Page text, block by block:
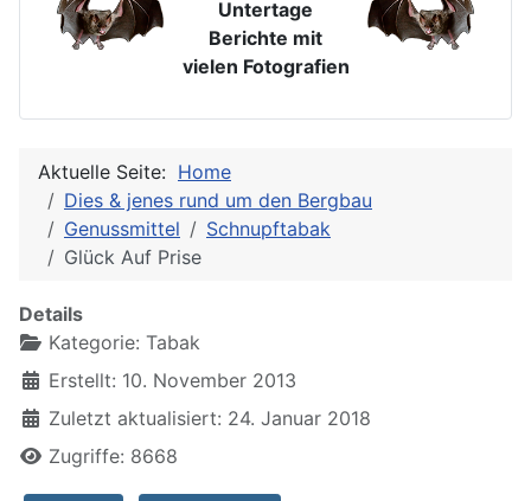
Untertage
Berichte mit
vielen Fotografien
Aktuelle Seite: Home
Dies & jenes rund um den Bergbau
Genussmittel
Schnupftabak
Glück Auf Prise
Details
Kategorie: Tabak
Erstellt: 10. November 2013
Zuletzt aktualisiert: 24. Januar 2018
Zugriffe: 8668